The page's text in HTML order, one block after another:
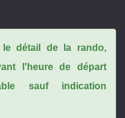
détail de la rando,
l'heure de départ
sauf indication